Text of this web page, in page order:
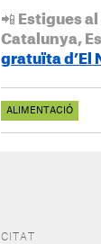
📲 Estigues
Catalunya,
gratuïta d’El
ALIMENTACIÓ